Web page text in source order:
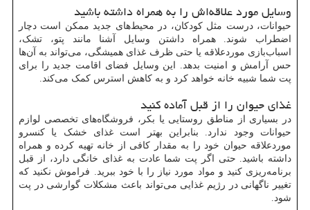
وسایل مورد علاقه‌اش را به همراه داشته باشید
حیوانات، درست مثل کودکان، در محیط‌های جدید ممکن است دچار
اضطراب شوند. همراه داشتن وسایل آشنا مانند پتو، تشک،
اسباب‌بازی موردعلاقه یا حتی ظرف غذای همیشگی، می‌تواند به آن‌ها
حس آرامش و امنیت بدهد. این وسایل فضای اقامت جدید را برای
پت شما شبیه خانه خواهد کرد و به کاهش استرس کمک می‌کند.
غذای حیوان را از قبل آماده کنید
در بسیاری از مناطق روستایی یا بکر، فروشگاه‌های تخصصی لوازم
حیوانات وجود ندارد. بنابراین بهتر است غذای خشک یا کنسرو
موردعلاقه حیوان خود را به مقدار کافی از خانه تهیه کرده و همراه
داشته باشید. حتی اگر پت شما عادت به غذای خانگی دارد، از قبل
برنامه‌ریزی کنید و مواد مورد نیاز را با خود ببرید. فراموش نکنید که
تغییر ناگهانی در رژیم غذایی می‌تواند باعث مشکلات گوارشی در پت
شود.